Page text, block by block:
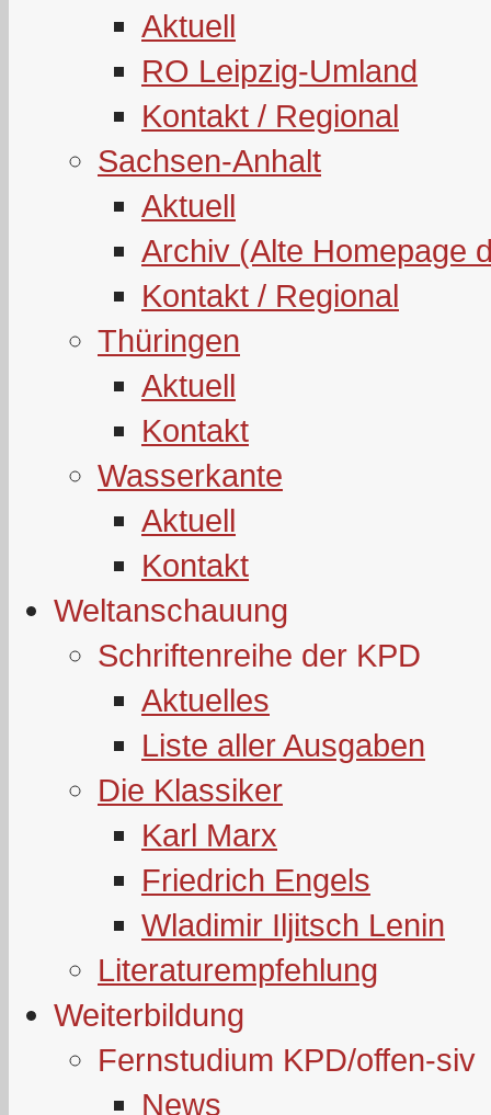
Aktuell
RO Leipzig-Umland
Kontakt / Regional
Sachsen-Anhalt
Aktuell
Archiv (Alte Homepage
Kontakt / Regional
Thüringen
Aktuell
Kontakt
Wasserkante
Aktuell
Kontakt
Weltanschauung
Schriftenreihe der KPD
Aktuelles
Liste aller Ausgaben
Die Klassiker
Karl Marx
Friedrich Engels
Wladimir Iljitsch Lenin
Literaturempfehlung
Weiterbildung
Fernstudium KPD/offen-siv
News